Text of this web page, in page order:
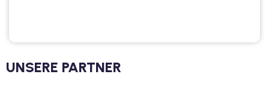
UNSERE PARTNER